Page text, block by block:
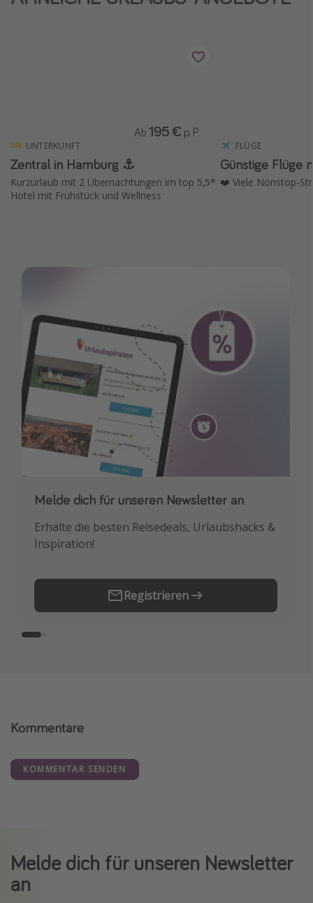
UNTERKUNFT
Zentral in Hamburg ⚓️
Kurzurlaub mit 2 Übernachtungen im top 5,5*
Hotel mit Frühstück und Wellness
Ab 195 € p. P.
FLÜGE
Günstige
❤️ Viele Nonstop-
Melde dich für unseren Newsletter an
Erhalte die besten Reisedeals, Urlaubshacks &
Inspiration!
Registrieren
Downloade unsere App
Buche die besten Reiseschnäppchen als
Erstes.
Kommentare
KOMMENTAR SENDEN
Melde dich für unseren Newsletter
an